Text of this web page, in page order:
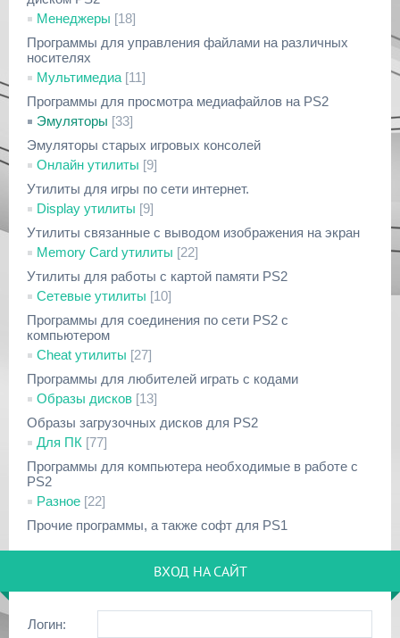
Менеджеры [18]
Программы для управления файлами на различных
носителях
Мультимедиа [11]
Программы для просмотра медиафайлов на PS2
Эмуляторы [33]
Эмуляторы старых игровых консолей
Онлайн утилиты [9]
Утилиты для игры по сети интернет.
Display утилиты [9]
Утилиты связанные с выводом изображения на экран
Memory Card утилиты [22]
Утилиты для работы с картой памяти PS2
Сетевые утилиты [10]
Программы для соединения по сети PS2 с
компьютером
Cheat утилиты [27]
Программы для любителей играть с кодами
Образы дисков [13]
Образы загрузочных дисков для PS2
Для ПК [77]
Программы для компьютера необходимые в работе с
PS2
Разное [22]
Прочие программы, а также софт для PS1
ВХОД НА САЙТ
Логин: